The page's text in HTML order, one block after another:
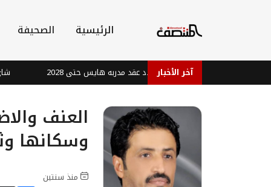
الرئيسية الصحيفة
آخر الأخبار
رين الفرنسي يجدد عقد مدربه هايس حتى 2028 شاي
العنف
وسكانها
منذ سنتين